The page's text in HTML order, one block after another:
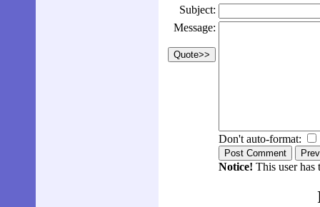
Subject:
Message:
Don't auto-format:
Notice! This user has